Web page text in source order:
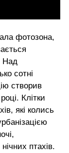
фотозона,
Над
сотні
створив
Клітки
які колись
птахів.